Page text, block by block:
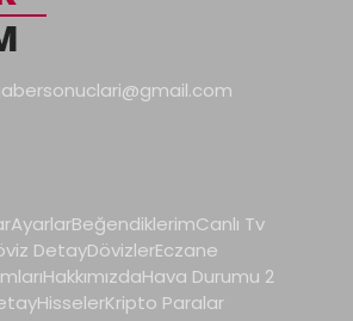
AyarlarBeğendiklerimCanlı Tv
DetayDövizlerEczane
HakkımızdaHava Durumu 2
HisselerKripto Paralar